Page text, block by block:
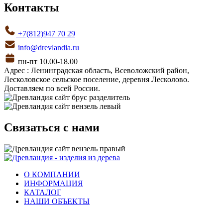
Контакты
+7(812)947 70 29
info@drevlandia.ru
пн-пт 10.00-18.00
Адрес : Ленинградская область, Всеволожский район,
Лесколовское сельское поселение, деревня Лесколово.
Доставляем по всей России.
Связаться с нами
О КОМПАНИИ
ИНФОРМАЦИЯ
КАТАЛОГ
НАШИ ОБЪЕКТЫ